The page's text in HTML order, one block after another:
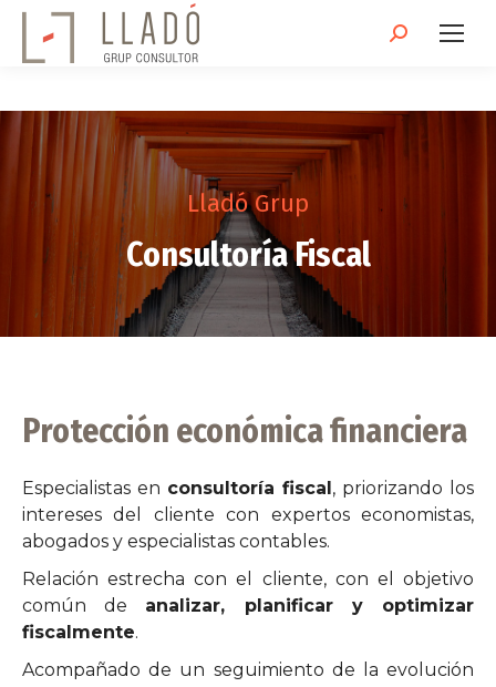
Buscar:
Lladó Grup
Consultoría Fiscal
Protección económica financiera
Especialistas en consultoría fiscal, priorizando los
intereses del cliente con expertos economistas,
abogados y especialistas contables.
Relación estrecha con el cliente, con el objetivo
común de analizar, planificar y optimizar
fiscalmente.
Acompañado de un seguimiento de la evolución